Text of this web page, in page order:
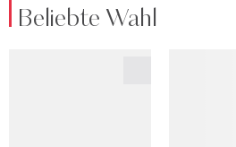
Beliebte Wahl